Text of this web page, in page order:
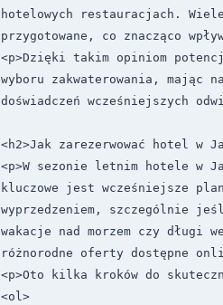
hotelowych restauracjach.
przygotowane, co znacząco
<p>Dzięki takim opiniom
wyboru zakwaterowania, mając
doświadczeń wcześniejszych
<h2>Jak zarezerwować hotel w
<p>W sezonie letnim hotele w
kluczowe jest wcześniejsze
wyprzedzeniem, szczególnie
wakacje nad morzem czy długi
różnorodne oferty dostępne
<p>Oto kilka kroków do
<ol>